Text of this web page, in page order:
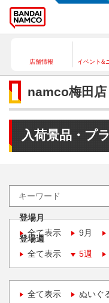
店舗情報 イベント&
namco梅田店
入荷景品・プ
登場月
全て表示
9月
登場週
全て表示
5週
全て表示 ぬいぐ